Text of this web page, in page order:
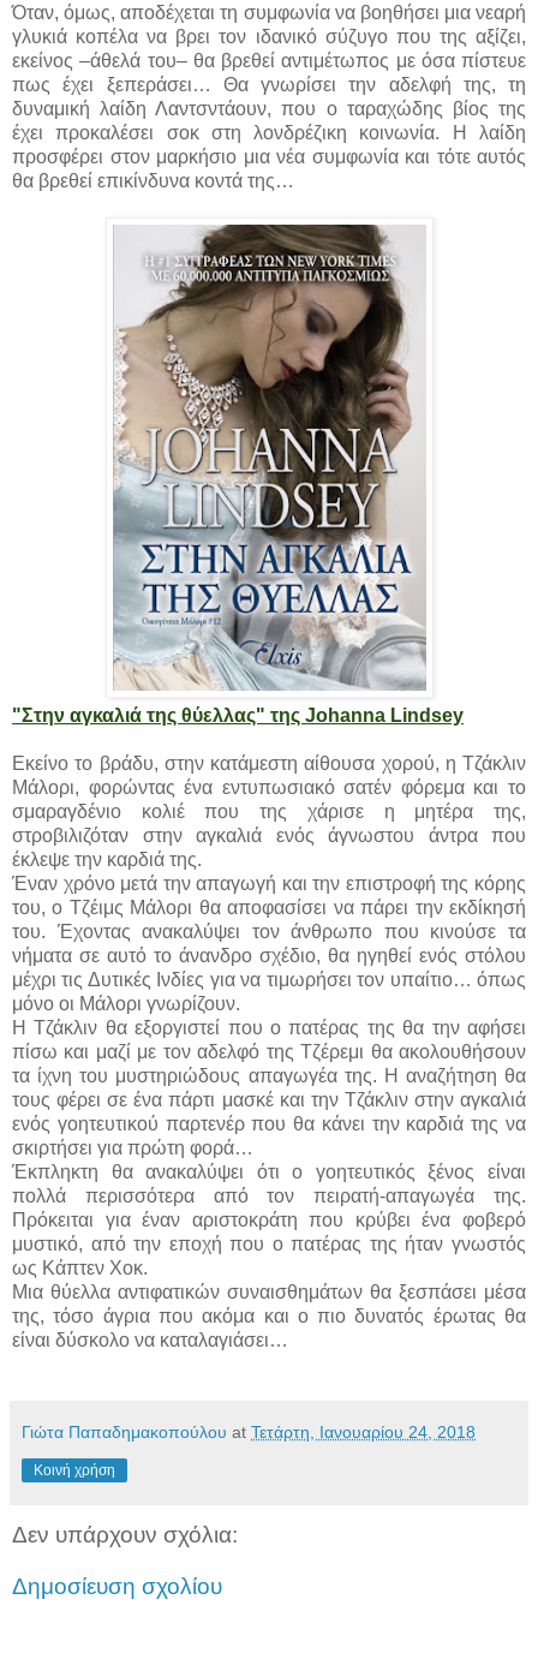
Όταν, όμως, αποδέχεται τη συμφωνία να βοηθήσει μια νεαρή
γλυκιά κοπέλα να βρει τον ιδανικό σύζυγο που της αξίζει,
εκείνος –άθελά του– θα βρεθεί αντιμέτωπος με όσα πίστευε
πως έχει ξεπεράσει… Θα γνωρίσει την αδελφή της, τη
δυναμική λαίδη Λαντσντάουν, που ο ταραχώδης βίος της
έχει προκαλέσει σοκ στη λονδρέζικη κοινωνία. Η λαίδη
προσφέρει στον μαρκήσιο μια νέα συμφωνία και τότε αυτός
θα βρεθεί επικίνδυνα κοντά της…
"Στην αγκαλιά της θύελλας" της Johanna Lindsey
Εκείνο το βράδυ, στην κατάμεστη αίθουσα χορού, η Τζάκλιν
Μάλορι, φορώντας ένα εντυπωσιακό σατέν φόρεμα και το
σμαραγδένιο κολιέ που της χάρισε η μητέρα της,
στροβιλιζόταν στην αγκαλιά ενός άγνωστου άντρα που
έκλεψε την καρδιά της.
Έναν χρόνο μετά την απαγωγή και την επιστροφή της κόρης
του, ο Τζέιμς Μάλορι θα αποφασίσει να πάρει την εκδίκησή
του. Έχοντας ανακαλύψει τον άνθρωπο που κινούσε τα
νήματα σε αυτό το άνανδρο σχέδιο, θα ηγηθεί ενός στόλου
μέχρι τις Δυτικές Ινδίες για να τιμωρήσει τον υπαίτιο… όπως
μόνο οι Μάλορι γνωρίζουν.
Η Τζάκλιν θα εξοργιστεί που ο πατέρας της θα την αφήσει
πίσω και μαζί με τον αδελφό της Τζέρεμι θα ακολουθήσουν
τα ίχνη του μυστηριώδους απαγωγέα της. Η αναζήτηση θα
τους φέρει σε ένα πάρτι μασκέ και την Τζάκλιν στην αγκαλιά
ενός γοητευτικού παρτενέρ που θα κάνει την καρδιά της να
σκιρτήσει για πρώτη φορά…
Έκπληκτη θα ανακαλύψει ότι ο γοητευτικός ξένος είναι
πολλά περισσότερα από τον πειρατή-απαγωγέα της.
Πρόκειται για έναν αριστοκράτη που κρύβει ένα φοβερό
μυστικό, από την εποχή που ο πατέρας της ήταν γνωστός
ως Κάπτεν Χοκ.
Μια θύελλα αντιφατικών συναισθημάτων θα ξεσπάσει μέσα
της, τόσο άγρια που ακόμα και ο πιο δυνατός έρωτας θα
είναι δύσκολο να καταλαγιάσει…
Γιώτα Παπαδημακοπούλου at Τετάρτη, Ιανουαρίου 24, 2018
Κοινή χρήση
Δεν υπάρχουν σχόλια:
Δημοσίευση σχολίου